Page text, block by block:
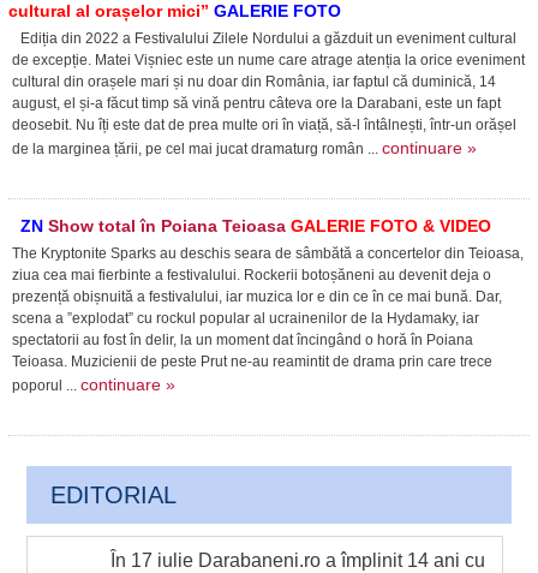
cultural al orașelor mici” GALERIE FOTO
Ediția din 2022 a Festivalului Zilele Nordului a găzduit un eveniment cultural
de excepție. Matei Vișniec este un nume care atrage atenția la orice eveniment
cultural din orașele mari și nu doar din România, iar faptul că duminică, 14
august, el și-a făcut timp să vină pentru câteva ore la Darabani, este un fapt
deosebit. Nu îți este dat de prea multe ori în viață, să-l întâlnești, într-un orășel
de la marginea țării, pe cel mai jucat dramaturg român ... continuare »
ZNShow total în Poiana Teioasa GALERIE FOTO & VIDEO
The Kryptonite Sparks au deschis seara de sâmbătă a concertelor din Teioasa,
ziua cea mai fierbinte a festivalului. Rockerii botoșăneni au devenit deja o
prezență obișnuită a festivalului, iar muzica lor e din ce în ce mai bună. Dar,
scena a ”explodat” cu rockul popular al ucrainenilor de la Hydamaky, iar
spectatorii au fost în delir, la un moment dat încingând o horă în Poiana
Teioasa. Muzicienii de peste Prut ne-au reamintit de drama prin care trece
poporul ... continuare »
EDITORIAL
În 17 iulie Darabaneni.ro a împlinit 14 ani cu